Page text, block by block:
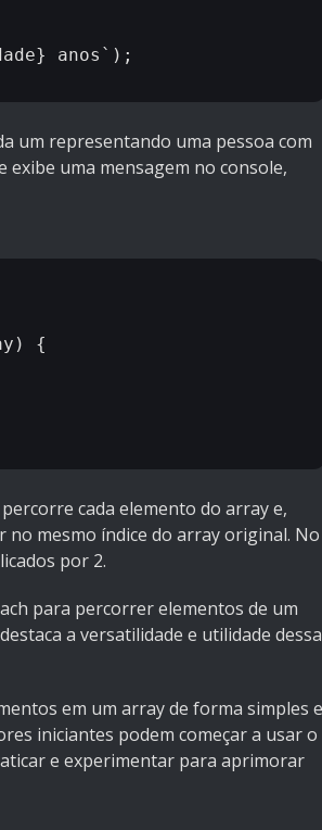
anos`);
um representando uma pessoa com
exibe uma mensagem no console,
{
cada elemento do array e,
no mesmo índice do array original. No
por 2.
para percorrer elementos de um
a versatilidade e utilidade dessa
em um array de forma simples e
iniciantes podem começar a usar o
e experimentar para aprimorar